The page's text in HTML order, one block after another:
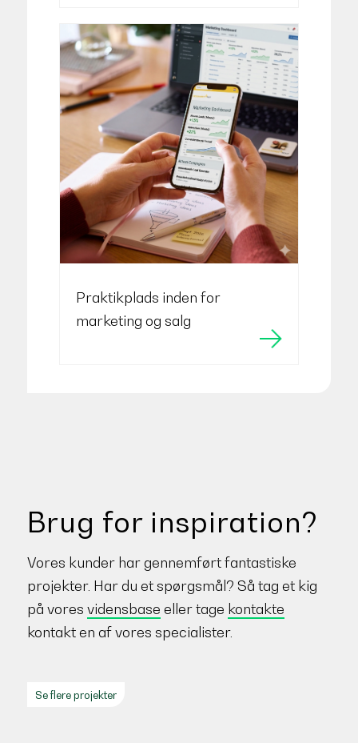
Praktikplads inden for
marketing og salg
Brug for inspiration?
Vores kunder har gennemført fantastiske
projekter. Har du et spørgsmål? Så tag et kig
på vores vidensbase eller tage kontakte
kontakt en af vores specialister.
Se flere projekter